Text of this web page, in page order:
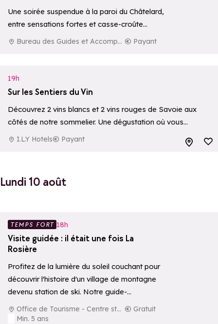
Une soirée suspendue à la paroi du Châtelard,
entre sensations fortes et casse-croûte
gourmand, encadrée par le Bureau des
Bureau des Guides et Accompagnateurs de La Rosière Payant
19h
Sur les Sentiers du Vin
Découvrez 2 vins blancs et 2 vins rouges de Savoie aux
côtés de notre sommelier. Une dégustation où vous
explorerez les secrets des arômes, les accords mets et
I.L.Y Hotels Payant Ajouter
Lundi 10 août
TEMPS FORT 18h
Visite guidée : il était une fois La
Rosière
Profitez de la lumière du soleil couchant pour
découvrir l'histoire d'un village de montagne
devenu station de ski. Notre guide-
conférencier…
Office de Tourisme - Centre station
Gratuit
Min. 5 ans